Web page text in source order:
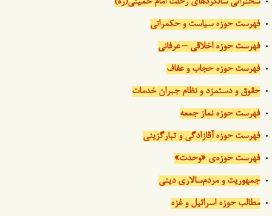
فهرست حوزه سیاست و حکمرانی
فهرست حوزه اخلاقی – عرفانی
فهرست حوزه حجاب و عفاف
حقوق و دستمزد و نظام جبران خدمات
فهرست حوزه نماز جمعه
فهرست حوزه آقازادگی و تبارگزینی
فهرست حوزه‌ی «وحدت»
جمهوریت و مردم‌سالاری دینی
مطالب حوزه اسرائیل و غزه